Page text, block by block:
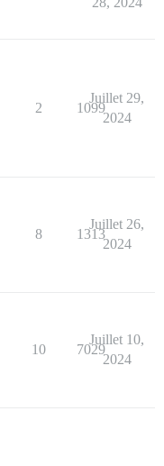
2 1099
Juillet 29,
2024
8 1313
Juillet 26,
2024
10 7029
Juillet 10,
2024